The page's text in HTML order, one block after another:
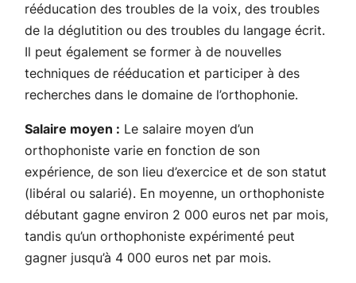
rééducation des troubles de la voix, des troubles
de la déglutition ou des troubles du langage écrit.
Il peut également se former à de nouvelles
techniques de rééducation et participer à des
recherches dans le domaine de l’orthophonie.
Salaire moyen : Le salaire moyen d’un
orthophoniste varie en fonction de son
expérience, de son lieu d’exercice et de son statut
(libéral ou salarié). En moyenne, un orthophoniste
débutant gagne environ 2 000 euros net par mois,
tandis qu’un orthophoniste expérimenté peut
gagner jusqu’à 4 000 euros net par mois.